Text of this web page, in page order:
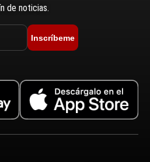
de noticias.
Inscríbeme